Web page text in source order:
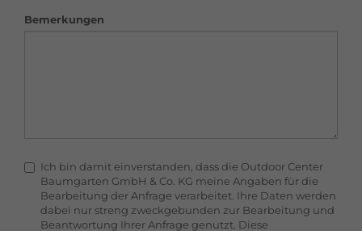
Bemerkungen
Ich bin damit einverstanden, dass die Outdoor Center
Baumgarten GmbH & Co. KG meine Angaben für die
Bearbeitung der Anfrage verarbeitet. Ihre Daten werden
dabei nur streng zweckgebunden zur Bearbeitung und
Beantwortung Ihrer Anfrage genutzt. Diese